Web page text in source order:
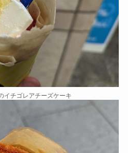
イチゴレアチーズケーキ